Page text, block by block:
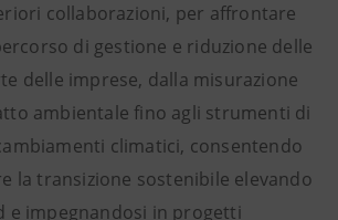
collaborazioni, per affrontare
di gestione e riduzione delle
delle imprese, dalla misurazione
ambientale fino agli strumenti di
climatici, consentendo
la transizione sostenibile elevando
e impegnandosi in progetti